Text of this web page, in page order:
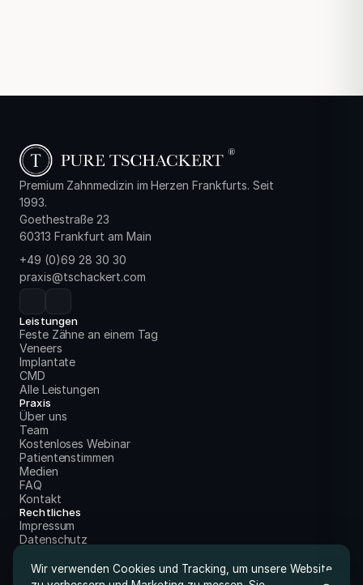
Premium Zahnmedizin im Herzen Frankfurts. Seit
1993.
Goethestraße 23
60313 Frankfurt am Main
+49 (0)69 28 30 30
praxis@tschackert.com
Leistungen
Feste Zähne an einem Tag
Veneers
Implantate
CMD
Alle Leistungen
Praxis
Über uns
Team
Kostenloses Webinar
Patientenstimmen
Medien
FAQ
Kontakt
Rechtliches
Impressum
Datenschutz
Wir verwenden Cookies und Tracking, um unsere Website